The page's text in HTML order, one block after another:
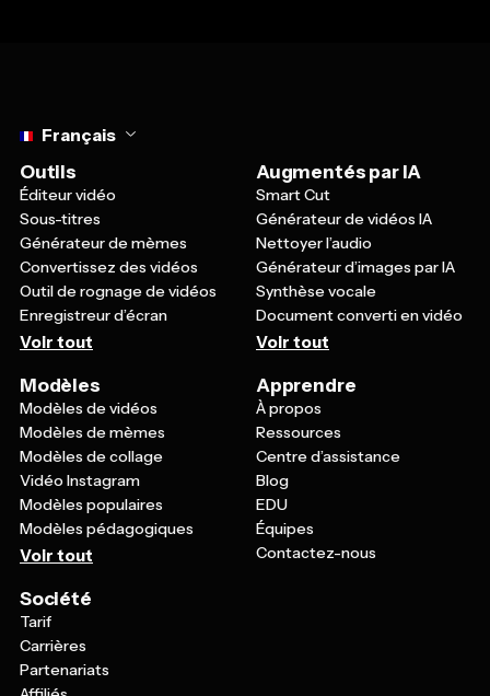
Français
Outils
Éditeur vidéo
Sous-titres
Générateur de mèmes
Convertissez des vidéos
Outil de rognage de vidéos
Enregistreur d’écran
Voir tout
Augmentés par IA
Smart Cut
Générateur de vidéos IA
Nettoyer l’audio
Générateur d’images par IA
Synthèse vocale
Document converti en vidéo
Voir tout
Modèles
Modèles de vidéos
Modèles de mèmes
Modèles de collage
Vidéo Instagram
Modèles populaires
Modèles pédagogiques
Voir tout
Apprendre
À propos
Ressources
Centre d’assistance
Blog
EDU
Équipes
Contactez-nous
Société
Tarif
Carrières
Partenariats